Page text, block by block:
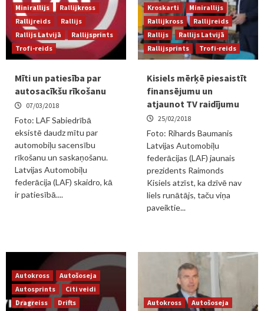
Minirallijs
Rallijkross
Rallijreids
Rallijs
Rallijs Latvijā
Rallijsprints
Trofi-reids
Mīti un patiesība par
autosacīkšu rīkošanu
07/03/2018
Foto: LAF Sabiedrībā
eksistē daudz mītu par
automobiļu sacensību
rīkošanu un saskaņošanu.
Latvijas Automobiļu
federācija (LAF) skaidro, kā
ir patiesībā....
Kroskarti
Minirallijs
Rallijkross
Rallijreids
Rallijs
Rallijs Latvijā
Rallijsprints
Trofi-reids
Kisiels mērķē piesaistīt
finansējumu un
atjaunot TV raidījumu
25/02/2018
Foto: Rihards Baumanis
Latvijas Automobiļu
federācijas (LAF) jaunais
prezidents Raimonds
Kisiels atzīst, ka dzīvē nav
liels runātājs, taču viņa
paveiktie...
Autokross
Autošoseja
Autosprints
Citi veidi
Dragreiss
Drifts
Autokross
Autošoseja